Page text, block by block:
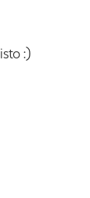
:)